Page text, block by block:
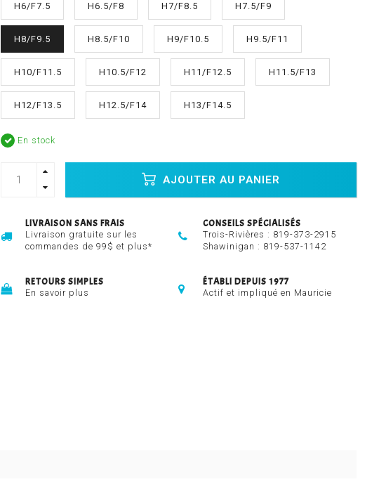
H6/F7.5 H6.5/F8 H7/F8.5 H7.5/F9
H8/F9.5 H8.5/F10 H9/F10.5 H9.5/F11
H10/F11.5 H10.5/F12 H11/F12.5 H11.5/F13
H12/F13.5 H12.5/F14 H13/F14.5
En stock
AJOUTER AU PANIER
LIVRAISON SANS FRAIS
Livraison gratuite sur les
commandes de 99$ et plus*
CONSEILS SPÉCIALISÉS
Trois-Rivières : 819-373-2915
Shawinigan : 819-537-1142
RETOURS SIMPLES
En savoir plus
ÉTABLI DEPUIS 1977
Actif et impliqué en Mauricie